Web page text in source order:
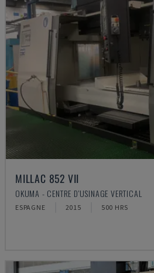
MILLAC 852 VII
OKUMA - CENTRE D'USINAGE VERTICAL
ESPAGNE 2015 500 HRS